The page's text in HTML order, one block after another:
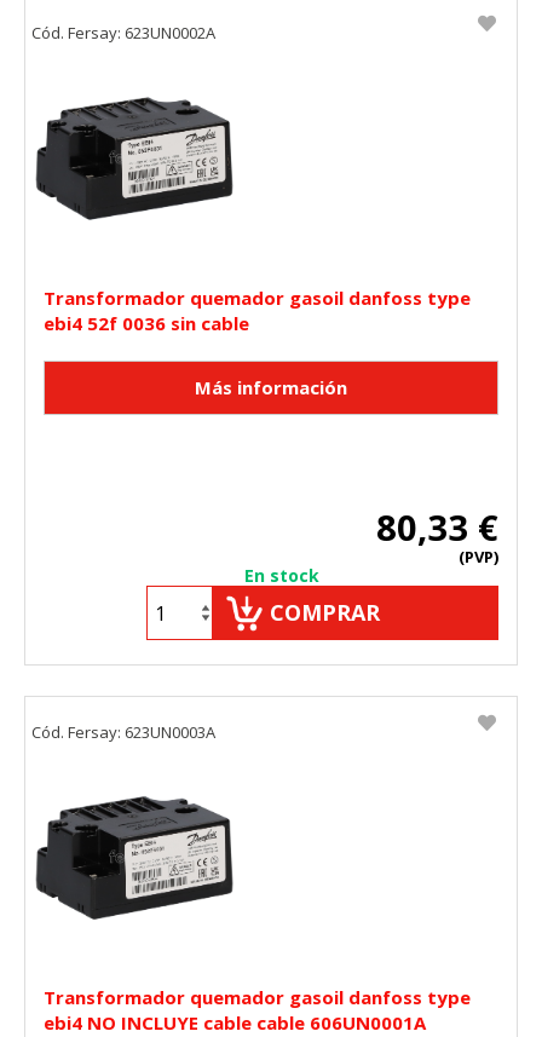
Transformador quemador gasoil danfoss type
ebi4 52f 0036 sin cable
80,33 €
(PVP)
En stock
COMPRAR
Cód. Fersay: 623UN0002A
Transformador quemador gasoil danfoss type
ebi4 NO INCLUYE cable cable 606UN0001A
Cód. Fersay: 623UN0003A